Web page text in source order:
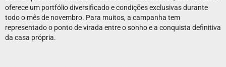
oferece um portfólio diversificado e condições exclusivas durante
todo o mês de novembro. Para muitos, a campanha tem
representado o ponto de virada entre o sonho e a conquista definitiva
da casa própria.